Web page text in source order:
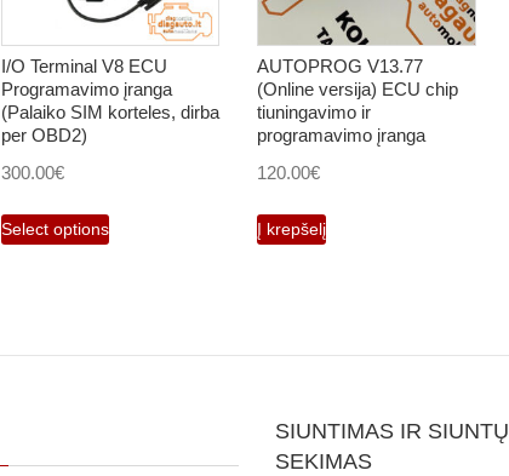
I/O Terminal V8 ECU
Programavimo įranga
(Palaiko SIM korteles, dirba
per OBD2)
300.00€
Select options
AUTOPROG V13.77
(Online versija) ECU chip
tiuningavimo ir
programavimo įranga
120.00€
Į krepšelį
SIUNTIMAS IR SIUNTŲ
SEKIMAS